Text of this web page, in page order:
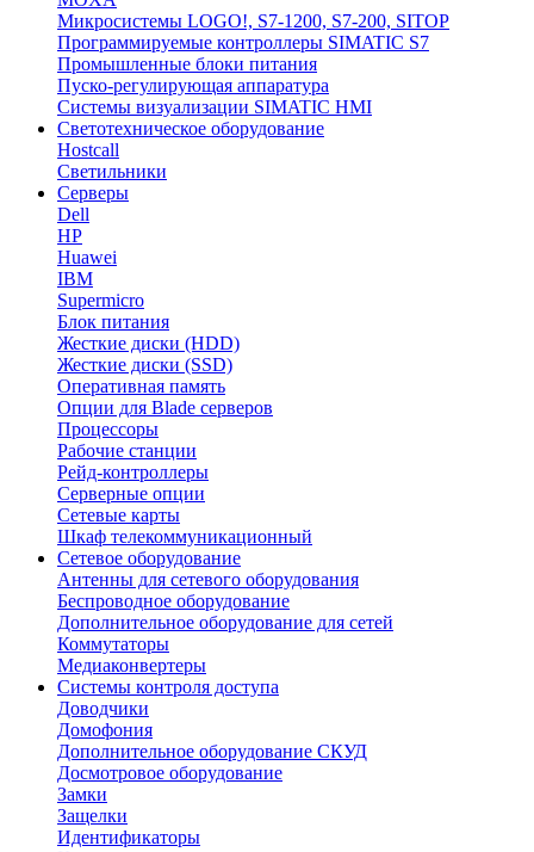
Микросистемы LOGO!, S7-1200, S7-200, SITOP
Программируемые контроллеры SIMATIC S7
Промышленные блоки питания
Пуско-регулирующая аппаратура
Системы визуализации SIMATIC HMI
Светотехническое оборудование
Hostcall
Светильники
Серверы
Dell
HP
Huawei
IBM
Supermicro
Блок питания
Жесткие диски (HDD)
Жесткие диски (SSD)
Оперативная память
Опции для Blade серверов
Процессоры
Рабочие станции
Рейд-контроллеры
Серверные опции
Сетевые карты
Шкаф телекоммуникационный
Сетевое оборудование
Антенны для сетевого оборудования
Беспроводное оборудование
Дополнительное оборудование для сетей
Коммутаторы
Медиаконвертеры
Системы контроля доступа
Доводчики
Домофония
Дополнительное оборудование СКУД
Досмотровое оборудование
Замки
Защелки
Идентификаторы